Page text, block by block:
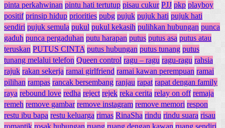
pinta perkahwinan pintu hati tertutup pisau cukur PJJ pkp playboy
positif prinsip hidup priorities pubg pujuk pujuk hati pujuk hati
sendiri pujuk semula pukul pukul kekasih pulihkan hubungan punca
gaduh punca pergaduhan putu harapan putus putus asa putus atau
teruskan PUTUS CINTA putus hubungan putus tunang putus
tunang melalui telefon Queen control ragu – ragu ragu-ragu rahsia
rajuk rakan sekerja ramai girlfriend ramai kawan perempuan ramai
pilihan rampas rancak bersembang ranjau rapat rapat dengan family
raya rebound love redha reject rejek reka cerita relay on off remaja
remeh remove gambar remove instagram remove memori respon
restu ibu bapa restu keluarga rimas RinaSha rindu rindu suara risau
romantik rosak hubungan ruang ruang dengan kawan ruang sendiri